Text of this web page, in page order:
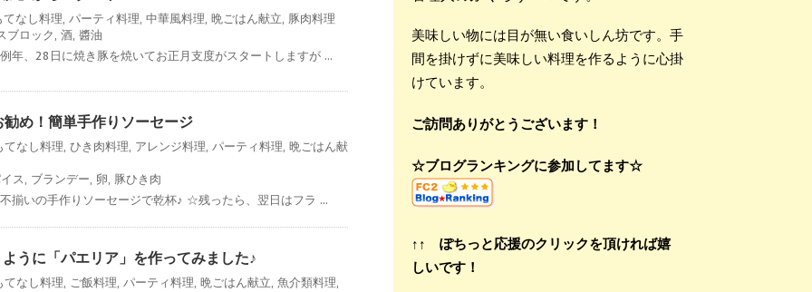
てなし料理, パーティ料理, 中華風料理, 晩ごはん献立, 豚肉料理
ブロック, 酒, 醬油
年、28日に焼き豚を焼いてお正月支度がスタートしますが ...
め！簡単手作りソーセージ
てなし料理, ひき肉料理, アレンジ料理, パーティ料理, 晩ごはん献
ス, ブランデー, 卵, 豚ひき肉
揃いの手作りソーセージで乾杯♪ ☆残ったら、翌日はフラ ...
うに「パエリア」を作ってみました♪
てなし料理, ご飯料理, パーティ料理, 晩ごはん献立, 魚介類料理,
美味しい物には目が無い食いしん坊です。手
間を掛けずに美味しい料理を作るように心掛
けています。
ご訪問ありがとうございます！
☆ブログランキングに参加してます☆
↑↑ ぽちっと応援のクリックを頂ければ嬉
しいです！